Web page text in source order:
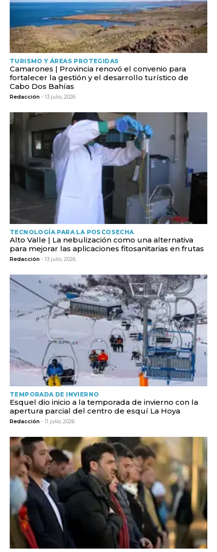
TURISMO Y ÁREAS PROTEGIDAS
Camarones | Provincia renovó el convenio para
fortalecer la gestión y el desarrollo turístico de
Cabo Dos Bahías
Redacción - 13 julio, 2026
TECNOLOGÍA PARA LA POSCOSECHA
Alto Valle | La nebulización como una alternativa
para mejorar las aplicaciones fitosanitarias en frutas
Redacción - 13 julio, 2026
TEMPORADA DE INVIERNO
Esquel dio inicio a la temporada de invierno con la
apertura parcial del centro de esquí La Hoya
Redacción - 11 julio, 2026